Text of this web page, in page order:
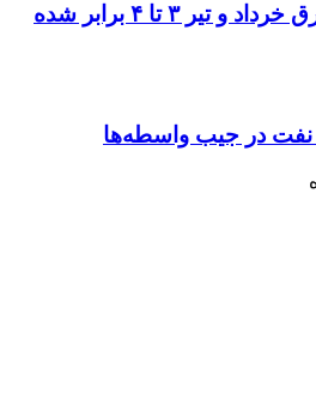
*چرا قبض آب و برق خرداد و تیر ۳ تا ۴ برابر شده
نفت در جیب واسطه‌ها